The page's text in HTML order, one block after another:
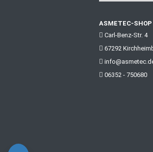
ASMETEC-SHOP
Carl-Benz-Str. 4
67292
06352 - 750680